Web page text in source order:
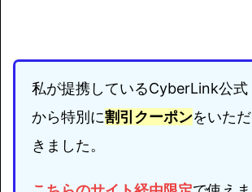
私が提携しているCyberLink公式
から特別に割引クーポンをいただ
きました。